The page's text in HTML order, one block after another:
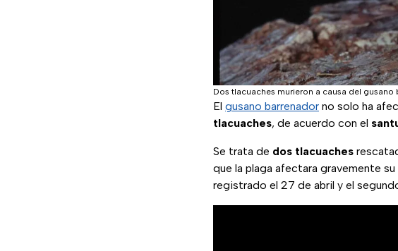
Dos tlacuaches murieron a causa del
El gusano barrenador no solo ha
tlacuaches, de acuerdo con el
Se trata de dos tlacuaches
que la plaga afectara gravemente
registrado el 27 de abril y el